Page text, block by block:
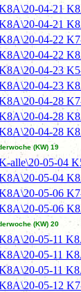
04-21
04-21
04-22
04-22
04-23
04-23
04-28
04-28
04-28
(KW) 19
alle\20-05-04
05-04
05-06
05-06
(KW) 20
05-11
05-11
05-11
05-12